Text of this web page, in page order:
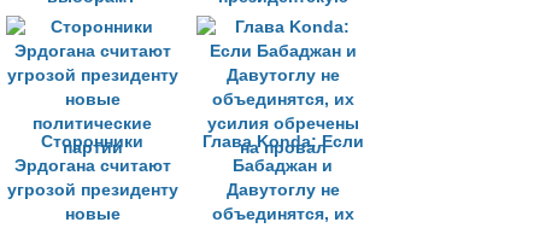
систему»
Сторонники
Эрдогана считают
угрозой президенту
новые
Глава Konda: Если
Бабаджан и
Давутоглу не
объединятся, их